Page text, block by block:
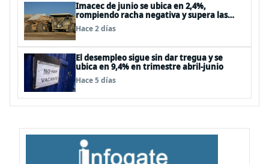
Imacec de junio se ubica en 2,4%,
rompiendo racha negativa y supera las
expectativas
Hace 2 días
El desempleo sigue sin dar tregua y se
ubica en 9,4% en trimestre abril-junio
Hace 5 días